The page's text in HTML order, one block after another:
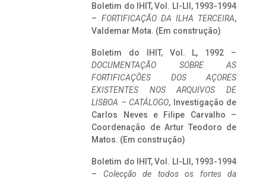
Boletim do IHIT, Vol. LI-LII, 1993-1994
– FORTIFICAÇÃO DA ILHA TERCEIRA,
Valdemar Mota. (Em construção)
Boletim do IHIT, Vol. L, 1992 –
DOCUMENTAÇÃO SOBRE AS
FORTIFICAÇÕES DOS AÇORES
EXISTENTES NOS ARQUIVOS DE
LISBOA – CATÁLOGO, Investigação de
Carlos Neves e Filipe Carvalho –
Coordenação de Artur Teodoro de
Matos. (Em construção)
Boletim do IHIT, Vol. LI-LII, 1993-1994
– Colecção de todos os fortes da